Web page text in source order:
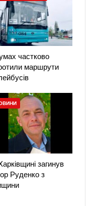
частково
маршрути
загинув
Руденко з